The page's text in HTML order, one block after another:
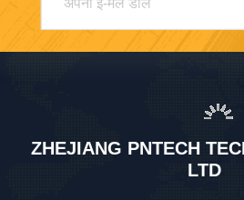
ZHEJIANG PNTECH
LTD